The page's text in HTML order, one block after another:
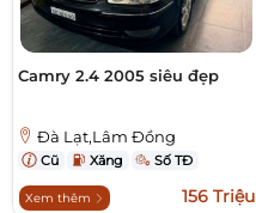
Camry 2.4 2005 siêu đẹp
Đà Lạt,Lâm Đồng
Cũ Xăng Số TĐ
Xem thêm 156 Triệu